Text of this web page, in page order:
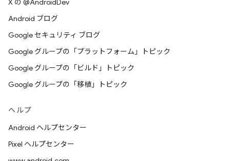
X の @AndroidDev
Android ブログ
Google セキュリティ ブログ
Google グループの「プラットフォーム」トピック
Google グループの「ビルド」トピック
Google グループの「移植」トピック
ヘルプ
Android ヘルプセンター
Pixel ヘルプセンター